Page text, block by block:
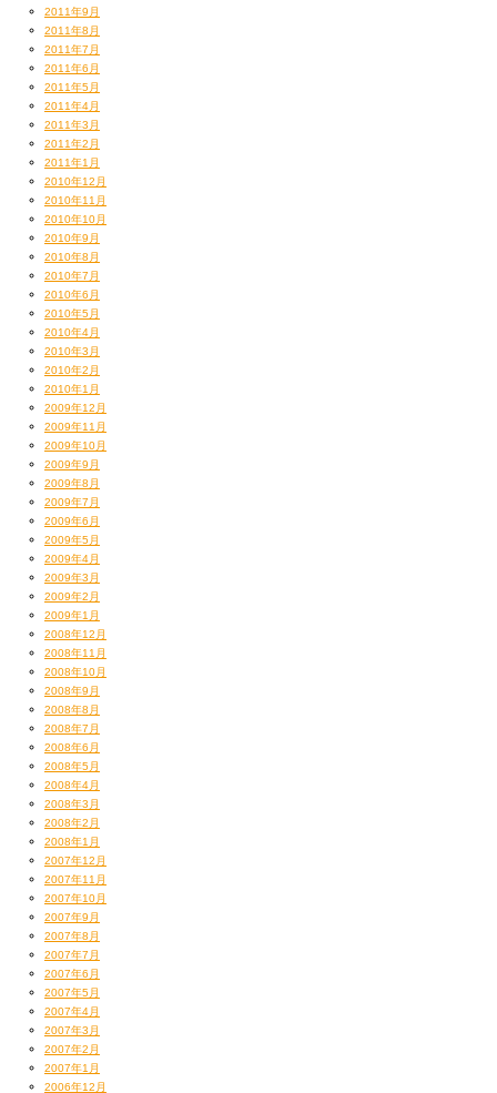
2011年9月
2011年8月
2011年7月
2011年6月
2011年5月
2011年4月
2011年3月
2011年2月
2011年1月
2010年12月
2010年11月
2010年10月
2010年9月
2010年8月
2010年7月
2010年6月
2010年5月
2010年4月
2010年3月
2010年2月
2010年1月
2009年12月
2009年11月
2009年10月
2009年9月
2009年8月
2009年7月
2009年6月
2009年5月
2009年4月
2009年3月
2009年2月
2009年1月
2008年12月
2008年11月
2008年10月
2008年9月
2008年8月
2008年7月
2008年6月
2008年5月
2008年4月
2008年3月
2008年2月
2008年1月
2007年12月
2007年11月
2007年10月
2007年9月
2007年8月
2007年7月
2007年6月
2007年5月
2007年4月
2007年3月
2007年2月
2007年1月
2006年12月